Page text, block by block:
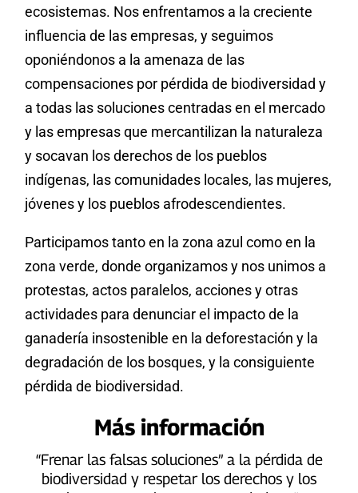
ecosistemas. Nos enfrentamos a la creciente
influencia de las empresas, y seguimos
oponiéndonos a la amenaza de las
compensaciones por pérdida de biodiversidad y
a todas las soluciones centradas en el mercado
y las empresas que mercantilizan la naturaleza
y socavan los derechos de los pueblos
indígenas, las comunidades locales, las mujeres,
jóvenes y los pueblos afrodescendientes.
Participamos tanto en la zona azul como en la
zona verde, donde organizamos y nos unimos a
protestas, actos paralelos, acciones y otras
actividades para denunciar el impacto de la
ganadería insostenible en la deforestación y la
degradación de los bosques, y la consiguiente
pérdida de biodiversidad.
Más información
“Frenar las falsas soluciones” a la pérdida de
biodiversidad y respetar los derechos y los